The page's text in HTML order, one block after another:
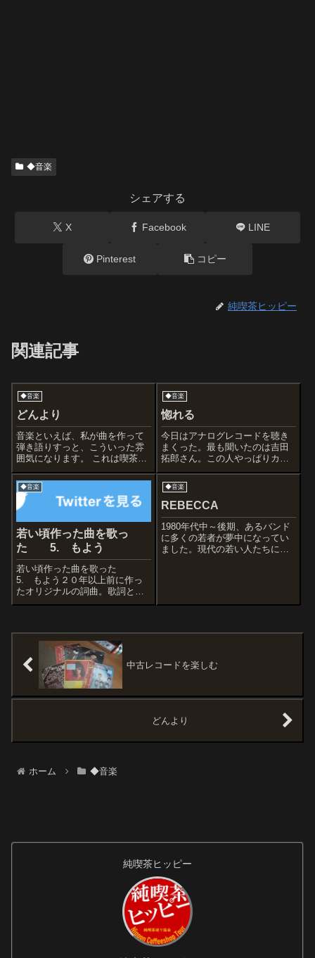
◆音楽
シェアする
X Facebook LINE
Pinterest コピー
純喫茶ヒッピー
関連記事
◆音楽
どんより
音楽といえば、私が曲を作って
弾き語りすっと、こういった雰
囲気になります。 これは喫茶店
やライブハウス、札幌時計台な
どで弾き語り活動してたときの
音源ですが。 自然とマイナー&
アンダーな曲調になりますが、
はいくらでも...
◆音楽
惚れる
今日はアナログレコードを聴き
まくった。最も聞いたのは吉田
拓郎さん。この人やっぱりカッ
コいい。そして中島みゆきさ
ん。彼女はもう６０才、大先輩
だけどこういう女性は最高。二
人とも同時に見れるこの動画が
好きなんです。永遠の嘘をつい
てくれ 吉田拓郎 ...
◆音楽
若い頃作った曲を歌っ
た 5. もよう
若い頃作った曲を歌った
5. もよう２０年以上前に作っ
たオリジナルの詞曲。歌詞と、
伴奏コードが書いてある紙を見
して再現。そのあと太鼓とかい
くつかの楽器を重ね録りして曲
にするという古臭...
◆音楽
REBECCA
1980年代中～後期、あるバンド
に多くの若者が夢中になってい
ました。現代の若い人たちにも
中古レコードを楽しむ
どんより
ホーム ◆音楽
純喫茶ヒッピー